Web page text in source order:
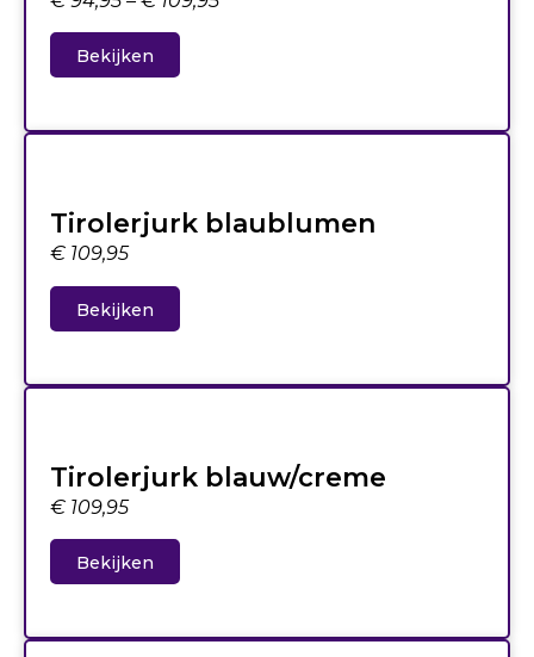
Bekijken
Tirolerjurk blaublumen
€ 109,95
Bekijken
Tirolerjurk blauw/creme
€ 109,95
Bekijken